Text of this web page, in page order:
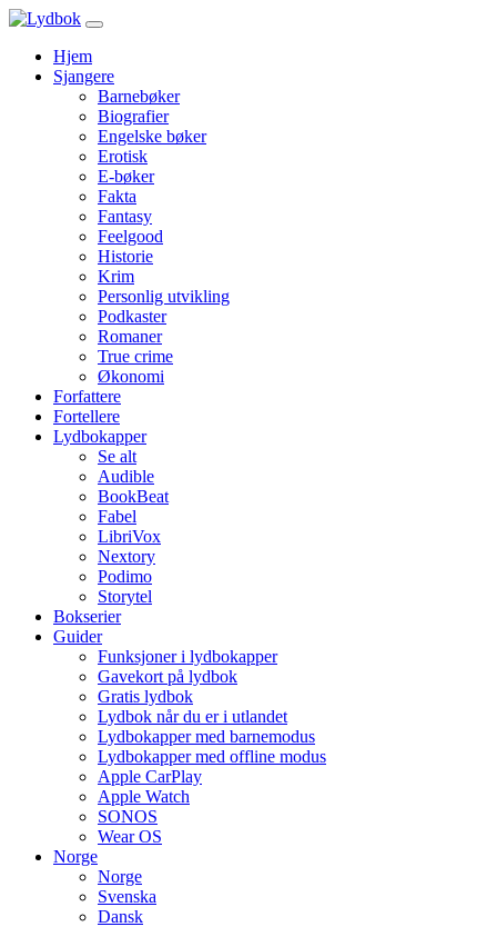
Hjem
Sjangere
Barnebøker
Biografier
Engelske bøker
Erotisk
E-bøker
Fakta
Fantasy
Feelgood
Historie
Krim
Personlig utvikling
Podkaster
Romaner
True crime
Økonomi
Forfattere
Fortellere
Lydbokapper
Se alt
Audible
BookBeat
Fabel
LibriVox
Nextory
Podimo
Storytel
Bokserier
Guider
Funksjoner i lydbokapper
Gavekort på lydbok
Gratis lydbok
Lydbok når du er i utlandet
Lydbokapper med barnemodus
Lydbokapper med offline modus
Apple CarPlay
Apple Watch
SONOS
Wear OS
Norge
Norge
Svenska
Dansk